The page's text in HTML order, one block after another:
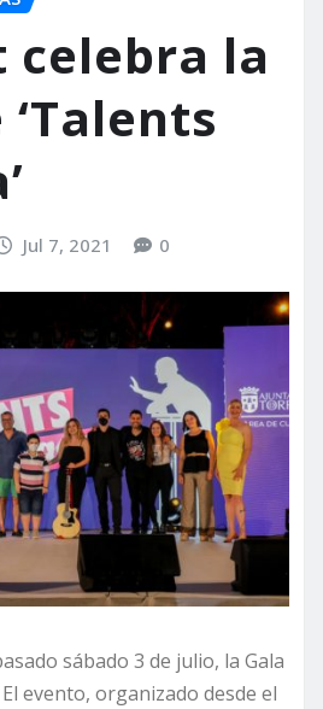
celebra la
Jul 7, 2021 0
sábado 3 de julio, la Gala
El evento, organizado desde el